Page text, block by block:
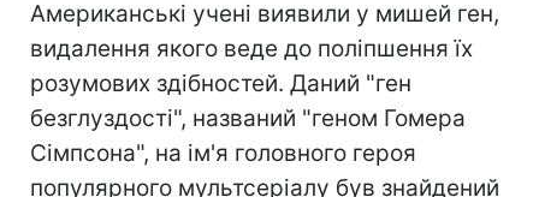
Американські учені виявили у мишей ген,
видалення якого веде до поліпшення їх
розумових здібностей. Даний "ген
безглуздості", названий "геном Гомера
Сімпсона", на ім'я головного героя
популярного мультсеріалу був знайдений